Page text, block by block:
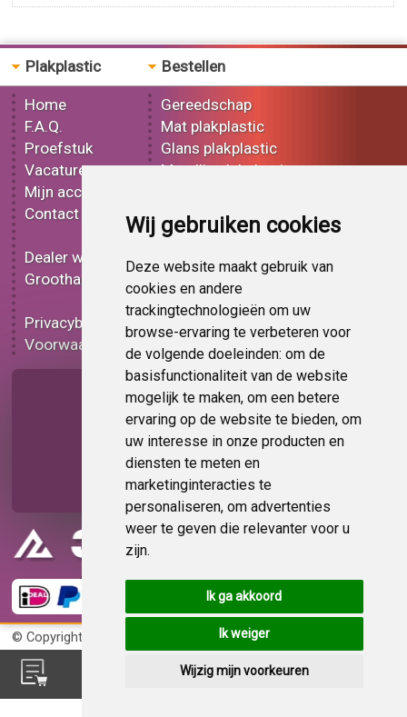
Wij gebruiken cookies
Deze website maakt gebruik van
cookies en andere
trackingtechnologieën om uw
browse-ervaring te verbeteren voor
de volgende doeleinden: om de
basisfunctionaliteit van de website
mogelijk te maken, om een betere
ervaring op de website te bieden, om
uw interesse in onze producten en
diensten te meten en
marketinginteracties te
personaliseren, om advertenties
weer te geven die relevanter voor u
zijn.
Ik ga akkoord
Ik weiger
Wijzig mijn voorkeuren
Plakplastic
Home
F.A.Q.
Proefstuk
Vacatures
Mijn account
Contact
Dealer worden
Groothandel
Privacybeleid
Voorwaarden
Bestellen
Gereedschap
Mat plakplastic
Glans plakplastic
Metallic plakplastic
Effect plakplastic
Bedrukt plakplastic
Carbon plakplastic
Lampen folie
Functionele folie
Plakplastic korting
Op bestelling
Pagina delen
© Copyright 2026